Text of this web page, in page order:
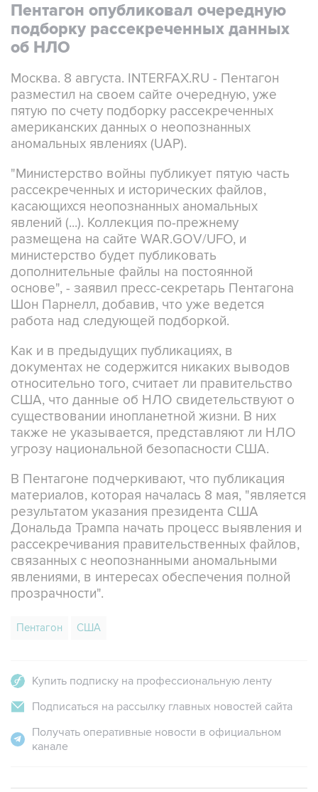
Пентагон опубликовал очередную
подборку рассекреченных данных
об НЛО
Москва. 8 августа. INTERFAX.RU - Пентагон
разместил на своем сайте очередную, уже
пятую по счету подборку рассекреченных
американских данных о неопознанных
аномальных явлениях (UAP).
"Министерство войны публикует пятую часть
рассекреченных и исторических файлов,
касающихся неопознанных аномальных
явлений (...). Коллекция по-прежнему
размещена на сайте WAR.GOV/UFO, и
министерство будет публиковать
дополнительные файлы на постоянной
основе", - заявил пресс-секретарь Пентагона
Шон Парнелл, добавив, что уже ведется
работа над следующей подборкой.
Как и в предыдущих публикациях, в
документах не содержится никаких выводов
относительно того, считает ли правительство
США, что данные об НЛО свидетельствуют о
существовании инопланетной жизни. В них
также не указывается, представляют ли НЛО
угрозу национальной безопасности США.
В Пентагоне подчеркивают, что публикация
материалов, которая началась 8 мая, "является
результатом указания президента США
Дональда Трампа начать процесс выявления и
рассекречивания правительственных файлов,
связанных с неопознанными аномальными
явлениями, в интересах обеспечения полной
прозрачности".
Пентагон США
Купить подписку на профессиональную ленту
Подписаться на рассылку главных новостей сайта
Получать оперативные новости в официальном
канале